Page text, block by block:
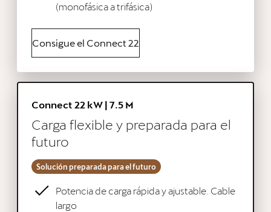
(monofásica a trifásica)
Consigue el Connect 22
Connect 22 kW | 7.5 M
Carga flexible y preparada para el
futuro
Solución preparada para el futuro
Potencia de carga rápida y ajustable. Cable
largo